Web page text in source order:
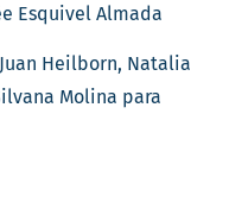
Esquivel Almada
Heilborn, Natalia
Molina para